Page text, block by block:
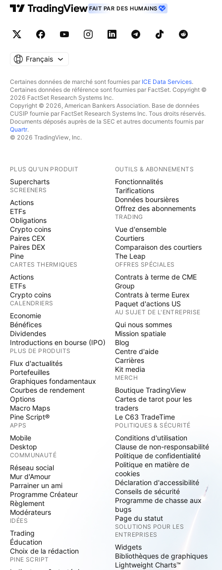
FAIT PAR DES HUMAINS
Français
Certaines données de marché sont fournies par ICE Data Services.
Certaines données de référence sont fournies par FactSet. Copyright ©
2026 FactSet Research Systems Inc.
Copyright © 2026, American Bankers Association. Base de données
CUSIP fournie par FactSet Research Systems Inc. Tous droits réservés.
Documents déposés auprès de la SEC et autres documents fournis par
Quartr.
© 2026 TradingView, Inc.
PLUS QU'UN PRODUIT
Supercharts
SCREENERS
Actions
ETFs
Obligations
Crypto coins
Paires CEX
Paires DEX
Pine
CARTES THERMIQUES
Actions
ETFs
Crypto coins
CALENDRIERS
Economie
Bénéfices
Dividendes
Introductions en bourse (IPO)
PLUS DE PRODUITS
Flux d'actualités
Portefeuilles
Graphiques fondamentaux
Courbes de rendement
Options
Macro Maps
Pine Script®
APPS
Mobile
Desktop
COMMUNAUTÉ
Réseau social
Mur d'Amour
Parrainer un ami
Programme Créateur
Règlement
Modérateurs
IDÉES
Trading
Éducation
Choix de la rédaction
PINE SCRIPT
OUTILS & ABONNEMENTS
Fonctionnalités
Tarifications
Données boursières
Offrez des abonnements
TRADING
Vue d'ensemble
Courtiers
Comparaison des courtiers
The Leap
OFFRES SPÉCIALES
Contrats à terme de CME
Group
Contrats à terme Eurex
Paquet d'actions US
AU SUJET DE L'ENTREPRISE
Qui nous sommes
Mission spatiale
Blog
Centre d'aide
Carrières
Kit media
MERCH
Boutique TradingView
Cartes de tarot pour les
traders
Le C63 TradeTime
POLITIQUES & SÉCURITÉ
Conditions d'utilisation
Clause de non-responsabilité
Politique de confidentialité
Politique en matière de
cookies
Déclaration d'accessibilité
Conseils de sécurité
Programme de chasse aux
bugs
Page du statut
SOLUTIONS POUR LES
ENTREPRISES
Widgets
Bibliothèques de graphiques
Lightweight Charts™